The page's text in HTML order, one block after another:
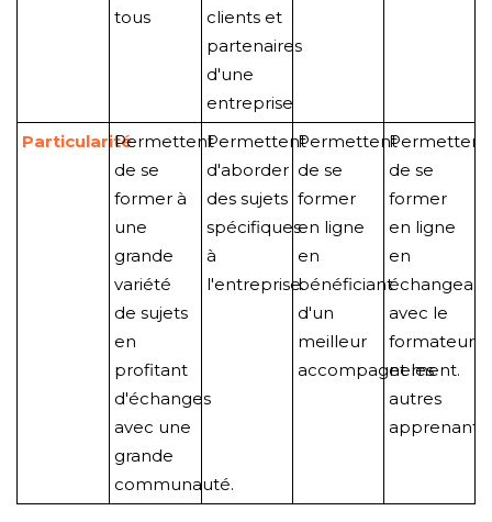
tous
clients et
partenaires
d'une
entreprise
ParticularitéPermettent
de se
former à
une
grande
variété
de sujets
en
profitant
d'échanges
avec une
grande
communauté.
Permettent
d'aborder
des sujets
spécifiques
à
l'entreprise.
Permettent
de se
former
en ligne
en
bénéficiant
d'un
meilleur
accompagnement.
Permettent
de se
former
en ligne
en
échangeant
avec le
formateur
et les
autres
apprenant